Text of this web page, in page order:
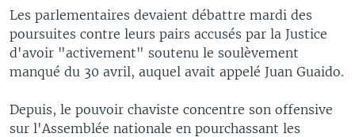
Les parlementaires devaient débattre mardi des
poursuites contre leurs pairs accusés par la Justice
d'avoir "activement" soutenu le soulèvement
manqué du 30 avril, auquel avait appelé Juan Guaido.
Depuis, le pouvoir chaviste concentre son offensive
sur l'Assemblée nationale en pourchassant les